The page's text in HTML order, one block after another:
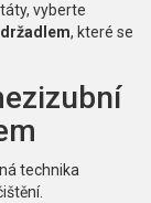
vyberte
, které se
technika